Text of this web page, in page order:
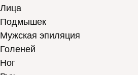
Лица
Подмышек
Мужская эпиляция
Голеней
Ног